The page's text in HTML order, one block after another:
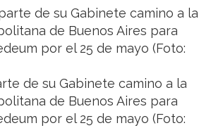
de su Gabinete camino a la
de Buenos Aires para
por el 25 de mayo (Foto: